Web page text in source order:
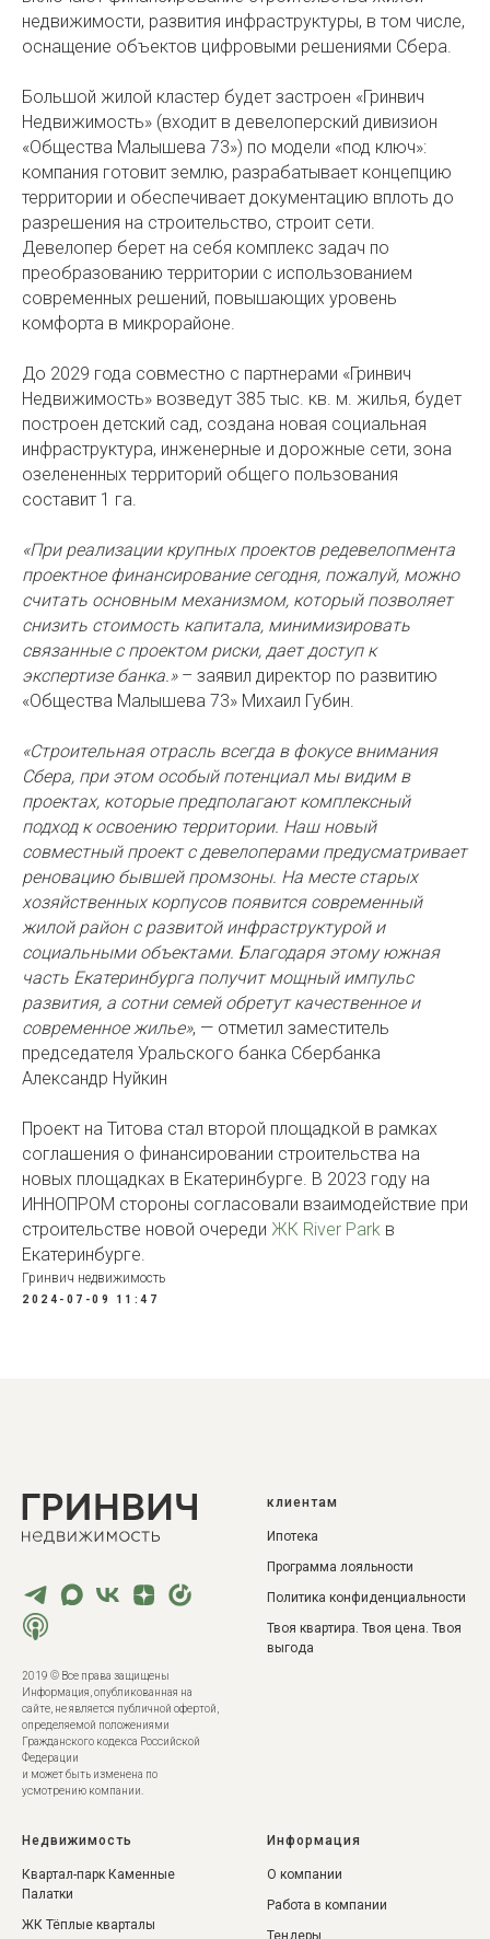
недвижимости, развития инфраструктуры, в том числе,
оснащение объектов цифровыми решениями Сбера.
Большой жилой кластер будет застроен «Гринвич
Недвижимость» (входит в девелоперский дивизион
«Общества Малышева 73») по модели «под ключ»:
компания готовит землю, разрабатывает концепцию
территории и обеспечивает документацию вплоть до
разрешения на строительство, строит сети.
Девелопер берет на себя комплекс задач по
преобразованию территории с использованием
современных решений, повышающих уровень
комфорта в микрорайоне.
До 2029 года совместно с партнерами «Гринвич
Недвижимость» возведут 385 тыс. кв. м. жилья, будет
построен детский сад, создана новая социальная
инфраструктура, инженерные и дорожные сети, зона
озелененных территорий общего пользования
составит 1 га.
«При реализации крупных проектов редевелопмента
проектное финансирование сегодня, пожалуй, можно
считать основным механизмом, который позволяет
снизить стоимость капитала, минимизировать
связанные с проектом риски, дает доступ к
экспертизе банка.»– заявил директор по развитию
«Общества Малышева 73» Михаил Губин.
«Строительная отрасль всегда в фокусе внимания
Сбера, при этом особый потенциал мы видим в
проектах, которые предполагают комплексный
подход к освоению территории. Наш новый
совместный проект с девелоперами предусматривает
реновацию бывшей промзоны. На месте старых
хозяйственных корпусов появится современный
жилой район с развитой инфраструктурой и
социальными объектами. Благодаря этому южная
часть Екатеринбурга получит мощный импульс
развития, а сотни семей обретут качественное и
современное жилье», — отметил заместитель
председателя Уральского банка Сбербанка
Александр Нуйкин
Проект на Титова стал второй площадкой в рамках
соглашения о финансировании строительства на
новых площадках в Екатеринбурге. В 2023 году на
ИННОПРОМ стороны согласовали взаимодействие при
строительстве новой очереди ЖК River Park в
Екатеринбурге.
Гринвич недвижимость
2024-07-09 11:47
2019 © Все права защищены
Инф ормация, опубликованная на
сайте, не является публичной офертой,
определяемой положениями
Гражданского кодекса Российской
Федерации
и может быть изменена по
усмотрению компании.
клиентам
Ипотека
Программа лояльности
Политика конфиденциальности
Твоя квартира. Твоя цена. Твоя
выгода
Недвижимость
Квартал-парк Каменные
Палатки
ЖК Тёплые кварталы
Информация
О компании
Работа в компании
Тендеры